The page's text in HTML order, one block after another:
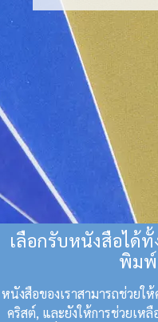
เลือกรับหนังสือได้
พิมพ์
หนังสือของเราสามารถช่วยใ
คริสต์, และยังให้การช่วยเห